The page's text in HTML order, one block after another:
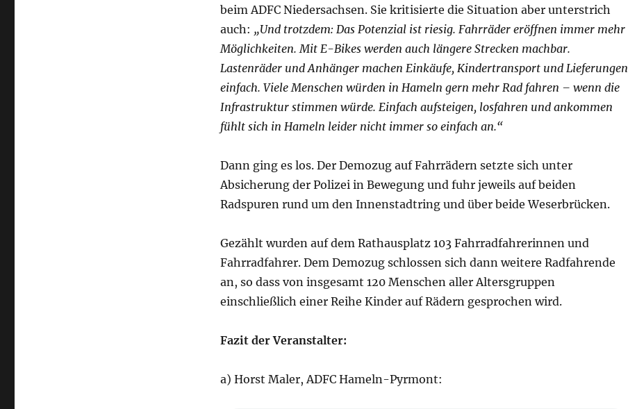
beim ADFC Niedersachsen. Sie kritisierte die Situation aber unterstrich
auch: „Und trotzdem: Das Potenzial ist riesig. Fahrräder eröffnen immer mehr
Möglichkeiten. Mit E-Bikes werden auch längere Strecken machbar.
Lastenräder und Anhänger machen Einkäufe, Kindertransport und Lieferungen
einfach. Viele Menschen würden in Hameln gern mehr Rad fahren – wenn die
Infrastruktur stimmen würde. Einfach aufsteigen, losfahren und ankommen
fühlt sich in Hameln leider nicht immer so einfach an.“
Dann ging es los. Der Demozug auf Fahrrädern setzte sich unter
Absicherung der Polizei in Bewegung und fuhr jeweils auf beiden
Radspuren rund um den Innenstadtring und über beide Weserbrücken.
Gezählt wurden auf dem Rathausplatz 103 Fahrradfahrerinnen und
Fahrradfahrer. Dem Demozug schlossen sich dann weitere Radfahrende
an, so dass von insgesamt 120 Menschen aller Altersgruppen
einschließlich einer Reihe Kinder auf Rädern gesprochen wird.
Fazit der Veranstalter:
a) Horst Maler, ADFC Hameln-Pyrmont: